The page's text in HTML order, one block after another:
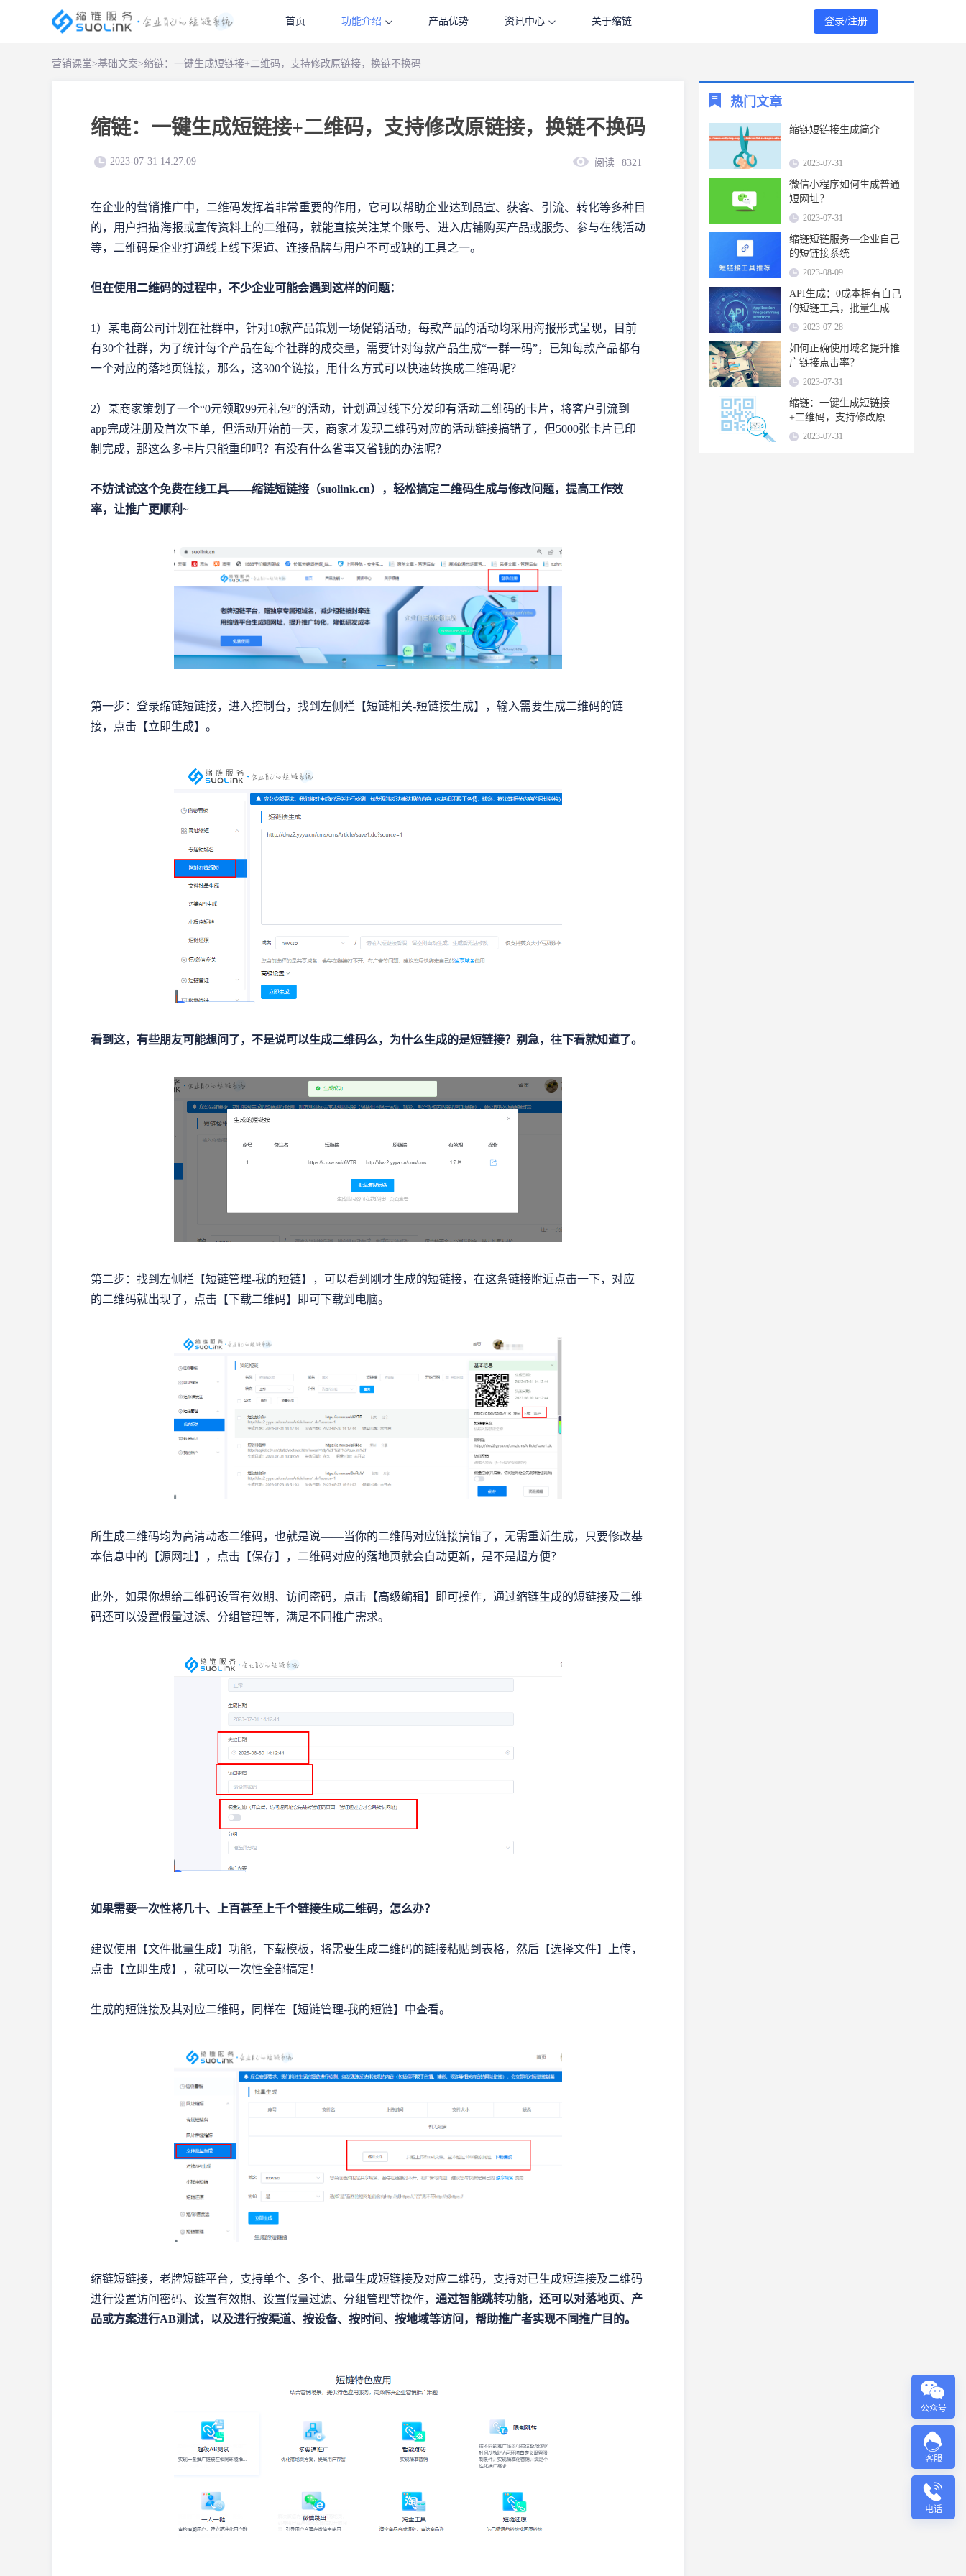
首页 功能介绍 产品优势 资讯中心 关于缩链 登录/注册
营销课堂>基础文案>缩链：一键生成短链接+二维码，支持修改原链接，换链不换码
缩链：一键生成短链接+二维码，支持修改原链接，换链不换码
2023-07-31 14:27:09 阅读 8321
在企业的营销推广中，二维码发挥着非常重要的作用，它可以帮助企业达到品宣、获客、引流、转化等多种目
的，用户扫描海报或宣传资料上的二维码，就能直接关注某个账号、进入店铺购买产品或服务、参与在线活动
等，二维码是企业打通线上线下渠道、连接品牌与用户不可或缺的工具之一。
但在使用二维码的过程中，不少企业可能会遇到这样的问题：
1）某电商公司计划在社群中，针对10款产品策划一场促销活动，每款产品的活动均采用海报形式呈现，目前
有30个社群，为了统计每个产品在每个社群的成交量，需要针对每款产品生成“一群一码”，已知每款产品都有
一个对应的落地页链接，那么，这300个链接，用什么方式可以快速转换成二维码呢？
2）某商家策划了一个“0元领取99元礼包”的活动，计划通过线下分发印有活动二维码的卡片，将客户引流到
app完成注册及首次下单，但活动开始前一天，商家才发现二维码对应的活动链接搞错了，但5000张卡片已印
制完成，那这么多卡片只能重印吗？有没有什么省事又省钱的办法呢？
不妨试试这个免费在线工具——缩链短链接（suolink.cn），轻松搞定二维码生成与修改问题，提高工作效
率，让推广更顺利~
第一步：登录缩链短链接，进入控制台，找到左侧栏【短链相关-短链接生成】，输入需要生成二维码的链
接，点击【立即生成】。
看到这，有些朋友可能想问了，不是说可以生成二维码么，为什么生成的是短链接？别急，往下看就知道了。
第二步：找到左侧栏【短链管理-我的短链】，可以看到刚才生成的短链接，在这条链接附近点击一下，对应
的二维码就出现了，点击【下载二维码】即可下载到电脑。
所生成二维码均为高清动态二维码，也就是说——当你的二维码对应链接搞错了，无需重新生成，只要修改基
本信息中的【源网址】，点击【保存】，二维码对应的落地页就会自动更新，是不是超方便？
此外，如果你想给二维码设置有效期、访问密码，点击【高级编辑】即可操作，通过缩链生成的短链接及二维
码还可以设置假量过滤、分组管理等，满足不同推广需求。
如果需要一次性将几十、上百甚至上千个链接生成二维码，怎么办？
建议使用【文件批量生成】功能，下载模板，将需要生成二维码的链接粘贴到表格，然后【选择文件】上传，
点击【立即生成】，就可以一次性全部搞定！
生成的短链接及其对应二维码，同样在【短链管理-我的短链】中查看。
缩链短链接，老牌短链平台，支持单个、多个、批量生成短链接及对应二维码，支持对已生成短连接及二维码
进行设置访问密码、设置有效期、设置假量过滤、分组管理等操作， 通过智能跳转功能，还可以对落地页、产
品或方案进行AB测试，以及进行按渠道、按设备、按时间、按地域等访问，帮助推广者实现不同推广目的。
热门文章
缩链短链接生成简介
2023-07-31
微信小程序如何生成普通
短网址？
2023-07-31
缩链短链服务—企业自己
的短链接系统
2023-08-09
API生成：0成本拥有自己
的短链工具，批量生成更
高效！
2023-07-28
如何正确使用域名提升推
广链接点击率？
2023-07-31
缩链：一键生成短链接
+二维码，支持修改原链
接，换链不换码
2023-07-31
公众号
客服
电话